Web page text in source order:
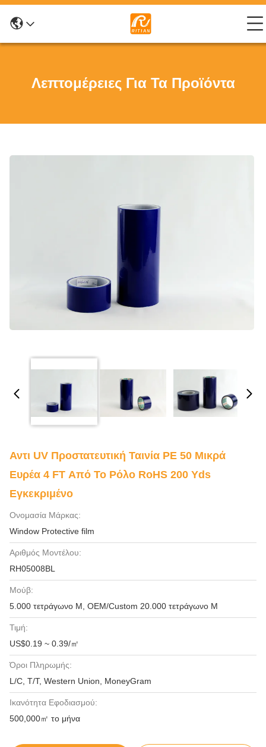
Λεπτομέρειες Για Τα Προϊόντα
Αντι UV Προστατευτική Ταινία PE 50 Μικρά
Ευρέα 4 FT Από Το Ρόλο RoHS 200 Yds
Εγκεκριμένο
Ονομασία Μάρκας:
Window Protective film
Αριθμός Μοντέλου:
RH05008BL
Μούβ:
5.000 τετράγωνο Μ, OEM/Custom 20.000 τετράγωνο Μ
Τιμή:
US$0.19 ~ 0.39/㎡
Όροι Πληρωμής:
L/C, T/T, Western Union, MoneyGram
Ικανότητα Εφοδιασμού:
500,000㎡ το μήνα